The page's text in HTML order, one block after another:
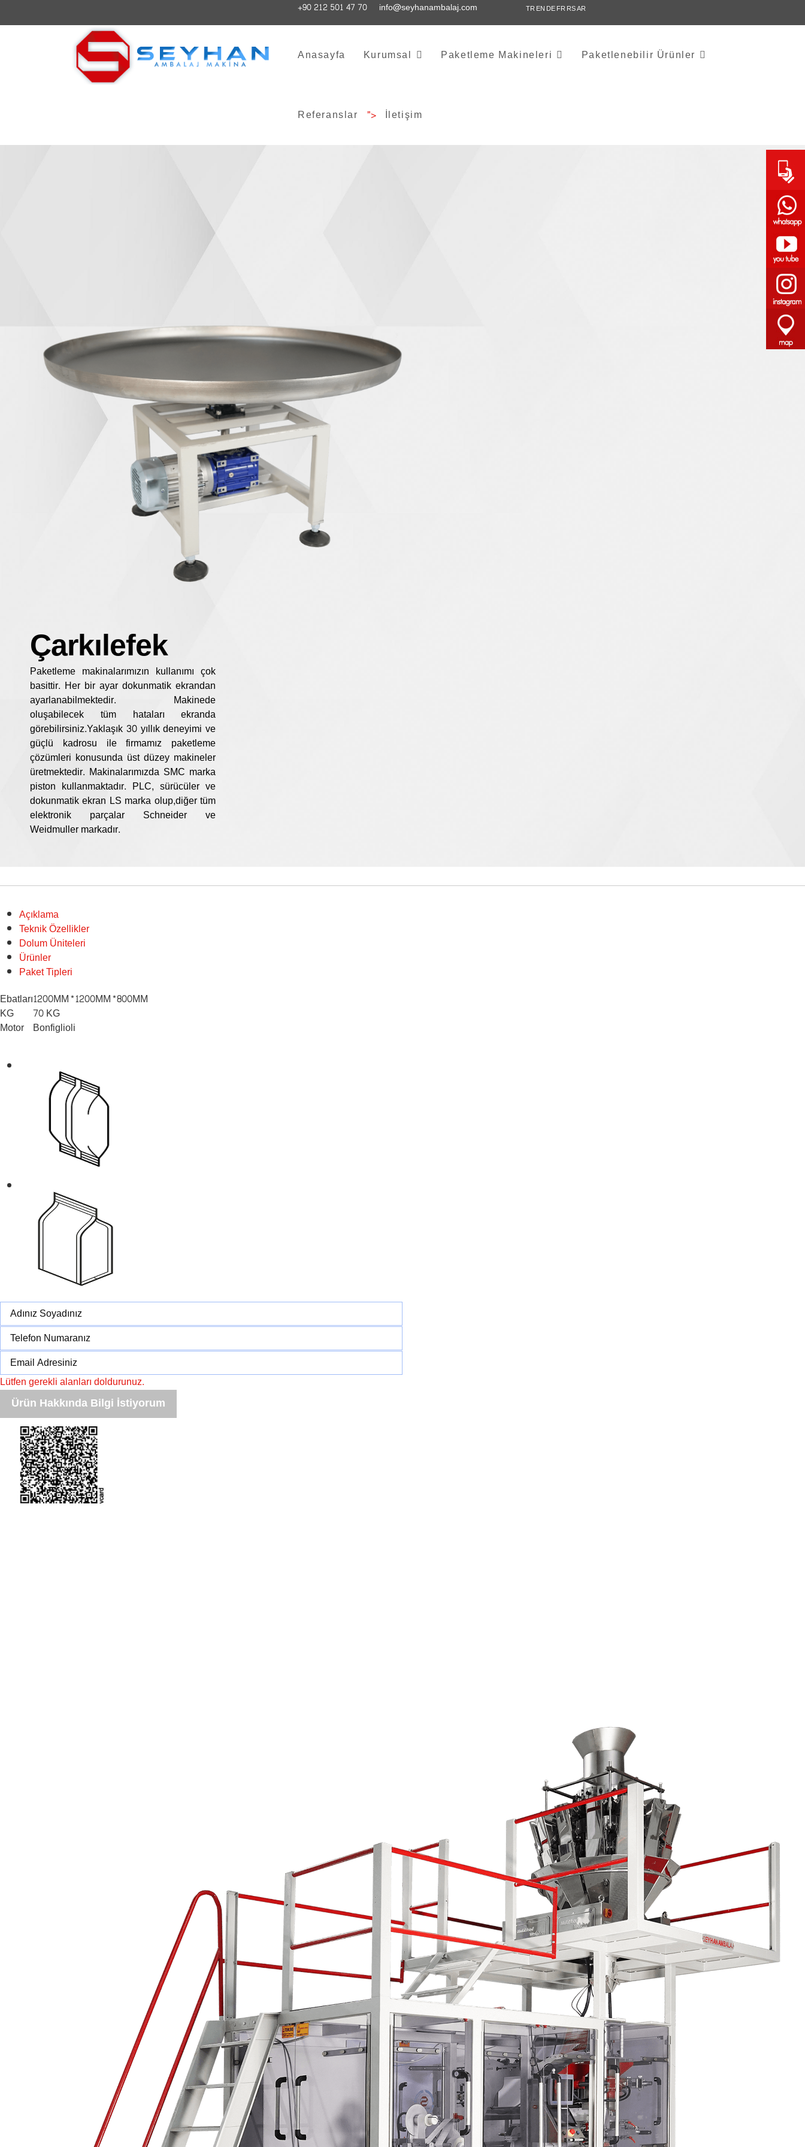
+90 212 501 47 70 info@seyhanambalaj.com TREN DEFRRSAR
Anasayfa Kurumsal Paketleme Makineleri Paketlenebilir Ürünler
Referanslar "> İletişim
Çarkılefek
Paketleme makinalarımızın kullanımı çok
basittir. Her bir ayar dokunmatik ekrandan
ayarlanabilmektedir. Makinede
oluşabilecek tüm hataları ekranda
görebilirsiniz.Yaklaşık 30 yıllık deneyimi ve
güçlü kadrosu ile firmamız paketleme
çözümleri konusunda üst düzey makineler
üretmektedir. Makinalarımızda SMC marka
piston kullanmaktadır. PLC, sürücüler ve
dokunmatik ekran LS marka olup,diğer tüm
elektronik parçalar Schneider ve
Weidmuller markadır.
Açıklama
Teknik Özellikler
Dolum Üniteleri
Ürünler
Paket Tipleri
Ebatları1200MM*1200MM*800MM
KG
70 KG
Motor Bonfiglioli
Lütfen gerekli alanları doldurunuz.
Ürün Hakkında Bilgi İstiyorum